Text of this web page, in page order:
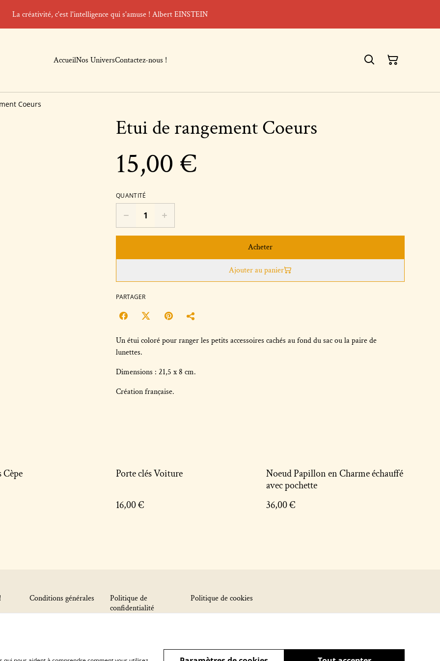
La créativité, c'est l'intelligence qui s'amuse ! Albert EINSTEIN
AccueilNos UniversContactez-nous !
Coeurs
Etui de rangement Coeurs
15,00 €
QUANTITÉ
Acheter
Ajouter au panier
PARTAGER
Un étui coloré pour ranger les petits accessoires cachés au fond du sac ou la paire de
lunettes.
Dimensions : 21,5 x 8 cm.
Création française.
Cèpe Porte clés Voiture
16,00 €
Noeud Papillon en Charme échauffé
avec pochette
36,00 €
Conditions générales
Politique de
confidentialité
Politique de cookies